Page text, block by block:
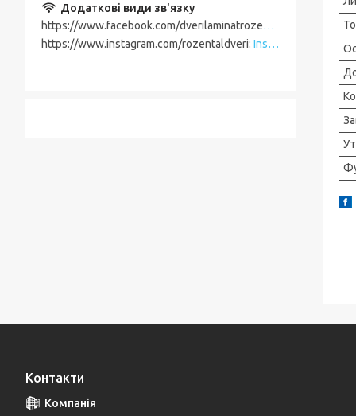
https://www.facebook.com/dverilaminatrozental
https://www.instagram.com/rozentaldveri Instagram
Контакти